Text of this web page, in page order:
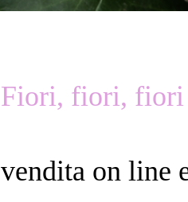
Fiori, fiori, fiori
vendita on line